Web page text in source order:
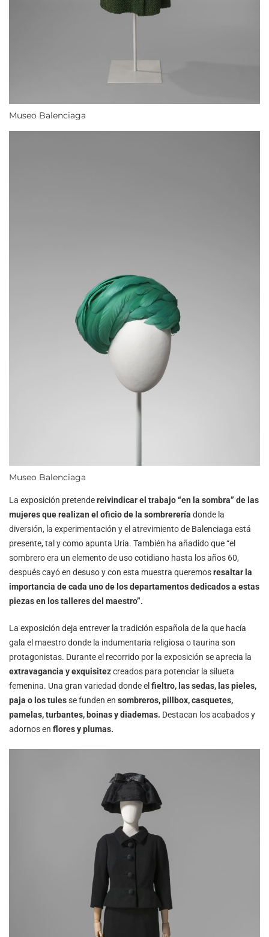
Museo Balenciaga
Museo Balenciaga
La exposición pretendereivindicar el trabajo “en la sombra” de las
mujeres que realizan el oficio de la sombrerería donde la
diversión, la experimentación y el atrevimiento de Balenciaga está
presente, tal y como apunta Uria. También ha añadido que “el
sombrero era un elemento de uso cotidiano hasta los años 60,
después cayó en desuso y con esta muestra queremosresaltar la
importancia de cada uno de los departamentos dedicados a estas
piezas en los talleres del maestro”.
La exposición deja entrever la tradición española de la que hacía
gala el maestro donde la indumentaria religiosa o taurina son
protagonistas. Durante el recorrido por la exposición se aprecia la
extravagancia y exquisitezcreados para potenciar la silueta
femenina. Una gran variedad donde el fieltro, las sedas, las pieles,
paja o los tulesse funden en sombreros, pillbox, casquetes,
pamelas, turbantes, boinas y diademas. Destacan los acabados y
adornos en flores y plumas.